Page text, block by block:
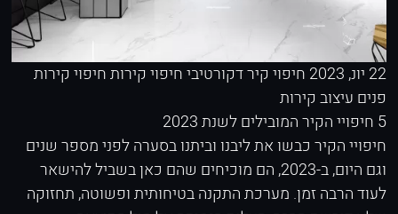
22 יונ, 2023 חיפוי קיר דקורטיביחיפוי קירותחיפוי קירות
פנים עיצוב קירות
5 חיפויי הקיר המובילים לשנת 2023
חיפויי הקיר כבשו את ליבנו וביתנו בסערה לפני מספר שנים
וגם היום, ב-2023, הם מוכיחים שהם כאן בשביל להישאר
לעוד הרבה זמן. מערכת התקנה בטיחותית ופשוטה, תחזוקה